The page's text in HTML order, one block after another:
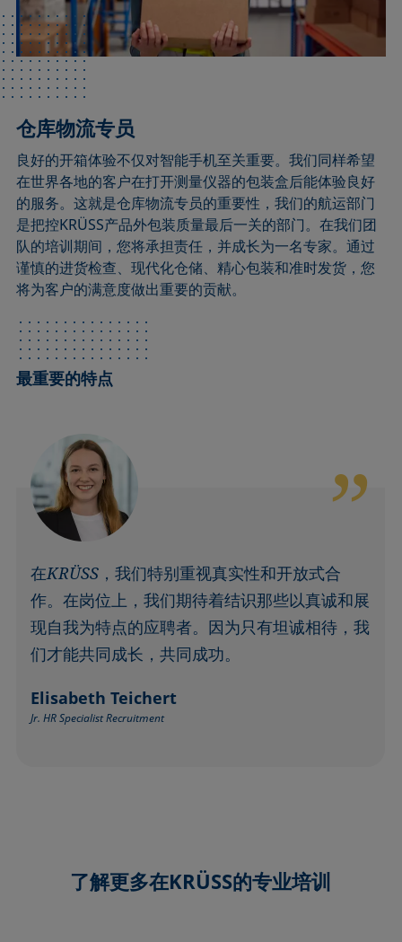
仓库物流专员
良好的开箱体验不仅对智能手机至关重要。我们同样希望
在世界各地的客户在打开测量仪器的包装盒后能体验良好
的服务。这就是仓库物流专员的重要性，我们的航运部门
是把控KRÜSS产品外包装质量最后一关的部门。在我们团
队的培训期间，您将承担责任，并成长为一名专家。通过
谨慎的进货检查、现代化仓储、精心包装和准时发货，您
将为客户的满意度做出重要的贡献。
最重要的特点
在KRÜSS，我们特别重视真实性和开放式合
作。在岗位上，我们期待着结识那些以真诚和展
现自我为特点的应聘者。因为只有坦诚相待，我
们才能共同成长，共同成功。
Elisabeth Teichert
Jr. HR Specialist Recruitment
了解更多在KRÜSS的专业培训